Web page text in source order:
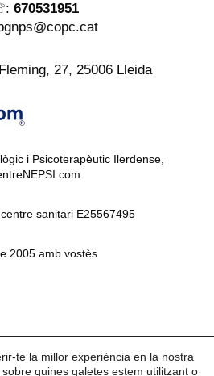
670531951
27, 25006 Lleida
i Psicoterapèutic Ilerdense,
sanitari E25567495
2005 amb vostès
te la millor experiència en la nostra
quines galetes estem utilitzant o